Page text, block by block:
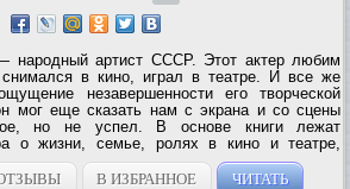
народный артист СССР. Этот актер любим
снимался в кино, играл в театре. И все же
незавершенности его творческой
мог еще сказать нам с экрана и со сцены
но не успел. В основе книги лежат
о жизни, семье, ролях в кино и театре,
истории из его богатой событиями жизни.
В ИЗБРАННОЕ ЧИТАТЬ